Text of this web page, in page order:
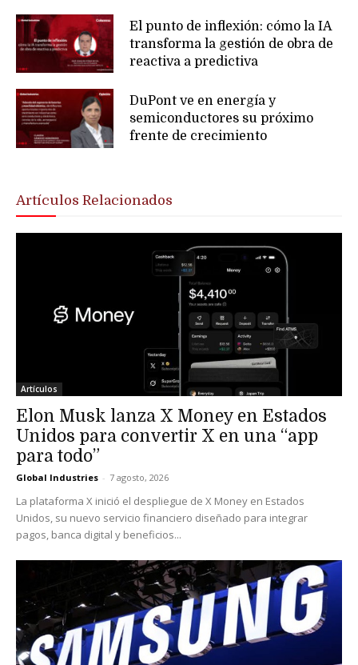
El punto de inflexión: cómo la IA
transforma la gestión de obra de
reactiva a predictiva
DuPont ve en energía y
semiconductores su próximo
frente de crecimiento
Artículos Relacionados
Artículos
Elon Musk lanza X Money en Estados
Unidos para convertir X en una “app
para todo”
Global Industries - 7 agosto, 2026
La plataforma X inició el despliegue de X Money en Estados
Unidos, su nuevo servicio financiero diseñado para integrar
pagos, banca digital y beneficios...